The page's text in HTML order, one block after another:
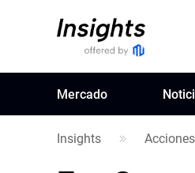
Mercado
Insights Acciones